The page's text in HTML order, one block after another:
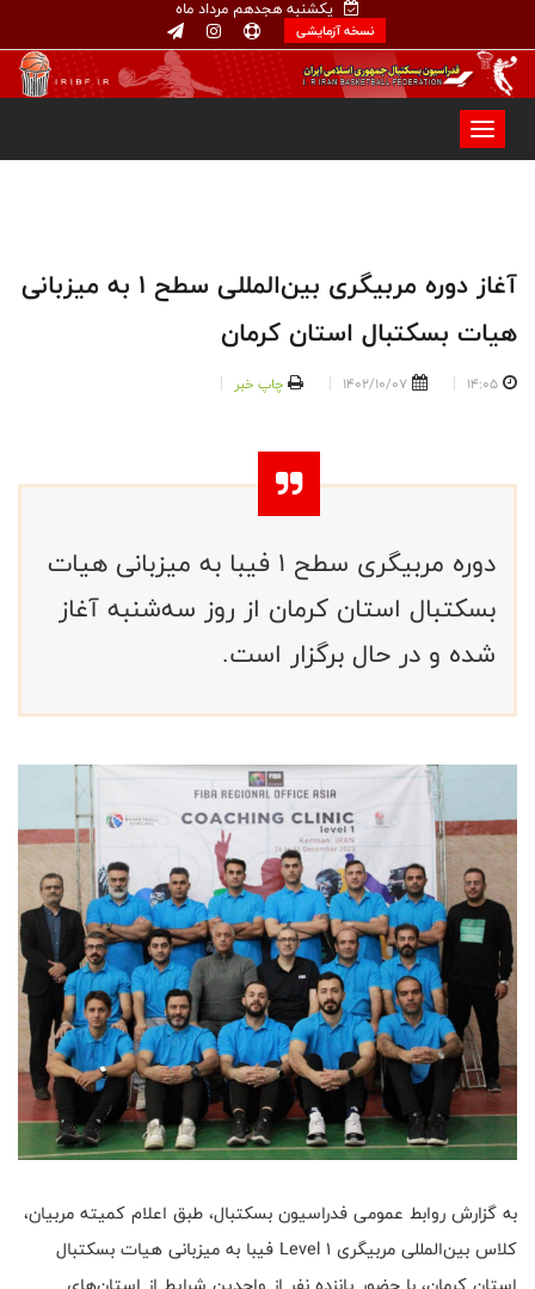
یکشنبه هجدهم مرداد ماه
نسخه آزمایشی
آغاز دوره مربیگری بین‌المللی سطح ۱ به میزبانی
هیات بسکتبال استان کرمان
14:05
1402/10/07 چاپ خبر
دوره مربیگری سطح ۱ فیبا به میزبانی هیات
بسکتبال استان کرمان از روز سه‌شنبه آغاز
شده و در حال برگزار است.
به گزارش روابط عمومی فدراسیون بسکتبال، طبق اعلام کمیته مربیان،
کلاس بین‌المللی مربیگری Level 1 فیبا به میزبانی هیات بسکتبال